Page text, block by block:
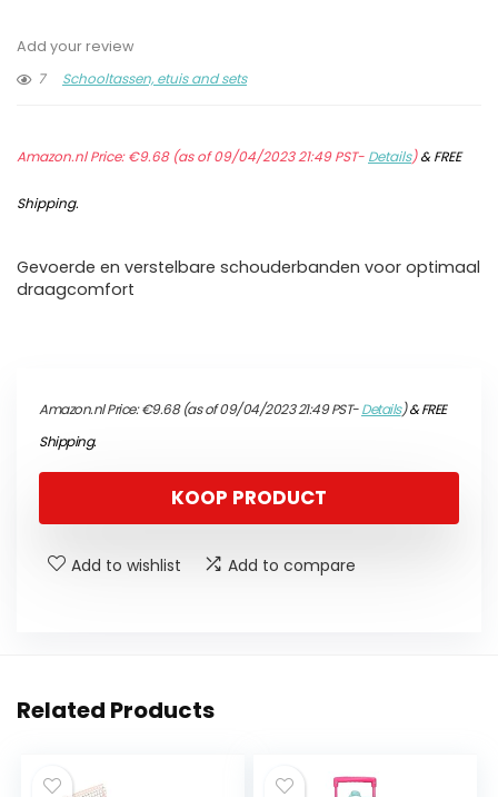
Add your review
7
Schooltassen, etuis and sets
Amazon.nl Price:€9.68(as of 09/04/2023 21:49 PST- Details)&FREE
Shipping.
Gevoerde en verstelbare schouderbanden voor optimaal
draagcomfort
Amazon.nl Price:€9.68(as of 09/04/2023 21:49 PST-Details)&FREE
Shipping.
KOOP PRODUCT
Add to wishlist Add to compare
Related Products